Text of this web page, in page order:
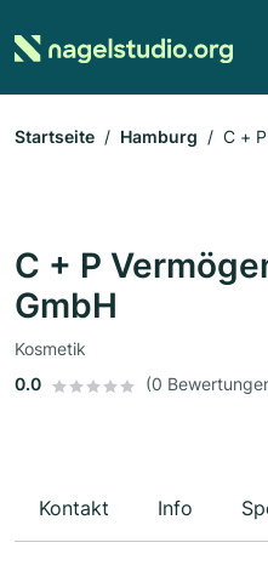
Startseite Hamburg C +
C + P
GmbH
Kosmetik
0.0
(0
Kontakt Info